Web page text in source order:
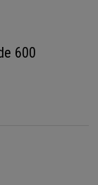
600